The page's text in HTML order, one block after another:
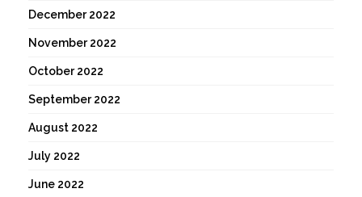
December 2022
November 2022
October 2022
September 2022
August 2022
July 2022
June 2022